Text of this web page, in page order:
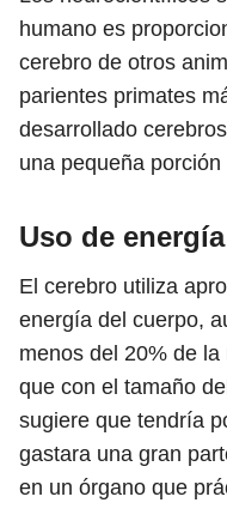
humano es
cerebro de otros
parientes primates
desarrollado
una pequeña porción
Uso de
El cerebro utiliza
energía del cuerpo,
menos del 20% de
que con el tamaño
sugiere que tendría
gastara una gran
en un órgano que